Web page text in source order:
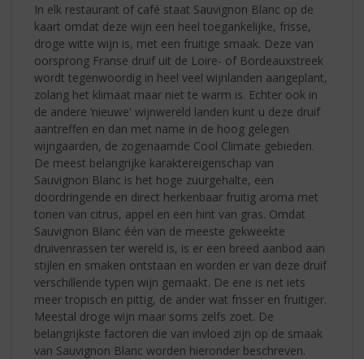
In elk restaurant of café staat Sauvignon Blanc op de
kaart omdat deze wijn een heel toegankelijke, frisse,
droge witte wijn is, met een fruitige smaak. Deze van
oorsprong Franse druif uit de Loire- of Bordeauxstreek
wordt tegenwoordig in heel veel wijnlanden aangeplant,
zolang het klimaat maar niet te warm is. Echter ook in
de andere ‘nieuwe' wijnwereld landen kunt u deze druif
aantreffen en dan met name in de hoog gelegen
wijngaarden, de zogenaamde Cool Climate gebieden.
De meest belangrijke karaktereigenschap van
Sauvignon Blanc is het hoge zuurgehalte, een
doordringende en direct herkenbaar fruitig aroma met
tonen van citrus, appel en een hint van gras. Omdat
Sauvignon Blanc één van de meeste gekweekte
druivenrassen ter wereld is, is er een breed aanbod aan
stijlen en smaken ontstaan en worden er van deze druif
verschillende typen wijn gemaakt. De ene is net iets
meer tropisch en pittig, de ander wat frisser en fruitiger.
Meestal droge wijn maar soms zelfs zoet. De
belangrijkste factoren die van invloed zijn op de smaak
van Sauvignon Blanc worden hieronder beschreven.